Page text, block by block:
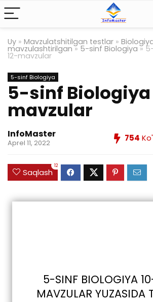
Uy » Mavzulatshitilgan testlar »
mavzulashtirilgan» 5-sinf Biologiya »
12-mavzular
5-sinf Biologiya
5-sinf Biologiya
mavzular
InfoMaster
Aprel 11, 2022 754
Saqlash
12
5-SINF BIOLOGIYA
MAVZULAR YUZASIDA